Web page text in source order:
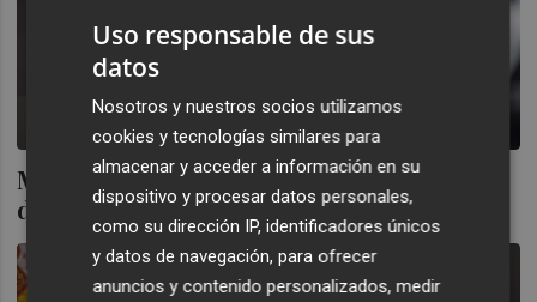
Marlaska comparece en el Congreso para
dar cuenta de la implantación de la V16
Uso responsable de sus
datos
Nosotros y nuestros socios utilizamos
cookies y tecnologías similares para
almacenar y acceder a información en su
dispositivo y procesar datos personales,
como su dirección IP, identificadores únicos
y datos de navegación, para ofrecer
anuncios y contenido personalizados, medir